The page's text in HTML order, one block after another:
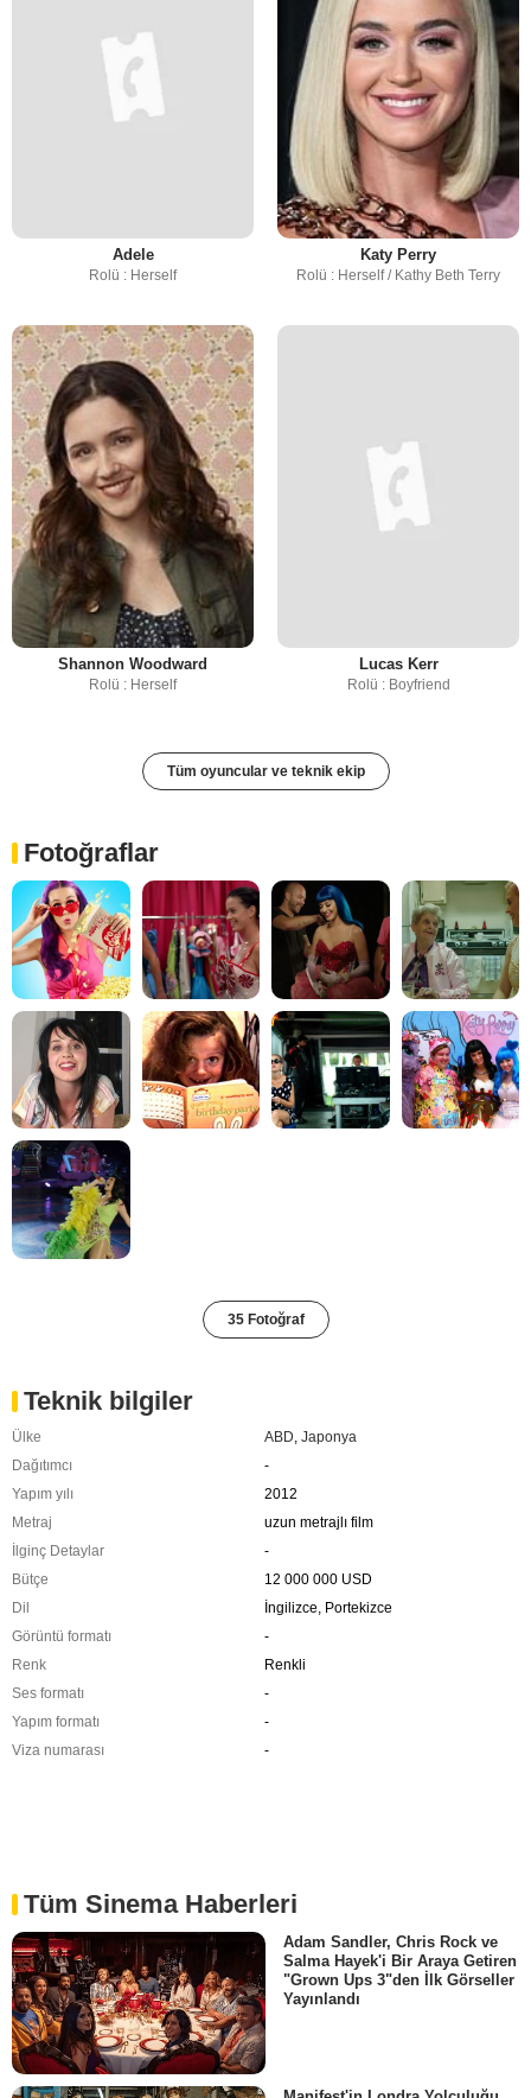
Adele
Rolü : Herself
Katy Perry
Rolü : Herself / Kathy Beth Terry
Shannon Woodward
Rolü : Herself
Lucas Kerr
Rolü : Boyfriend
Tüm oyuncular ve teknik ekip
Fotoğraflar
35 Fotoğraf
Teknik bilgiler
Ülke ABD, Japonya
Dağıtımcı
-
Yapım yılı
2012
Metraj
uzun metrajlı film
İlginç Detaylar
-
Bütçe
12 000 000 USD
Dil
İngilizce, Portekizce
Görüntü formatı
-
Renk
Renkli
Ses formatı
-
Yapım formatı
-
Viza numarası
-
Tüm Sinema Haberleri
Adam Sandler, Chris Rock ve
Salma Hayek'i Bir Araya Getiren
"Grown Ups 3"den İlk Görseller
Yayınlandı